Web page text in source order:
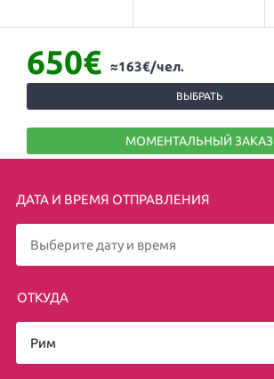
650€ ≈163€/чел.
ВЫБРАТЬ
МОМЕНТАЛЬНЫЙ ЗАКАЗ
ДАТА И ВРЕМЯ ОТПРАВЛЕНИЯ
ОТКУДА